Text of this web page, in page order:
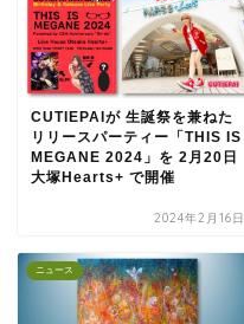
CUTIEPAIが 生誕祭を兼ねた
リリースパーティー「THIS IS
MEGANE 2024」を 2月20日
大塚Hearts+ で開催
2024年2月16日
ニュース